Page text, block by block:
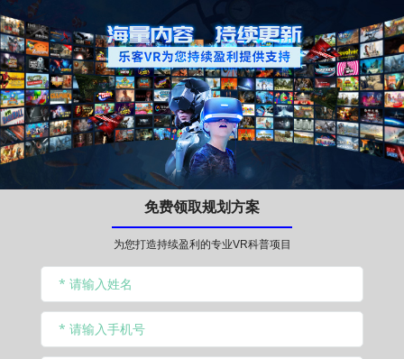
免费领取规划方案
为您打造持续盈利的专业VR科普项目